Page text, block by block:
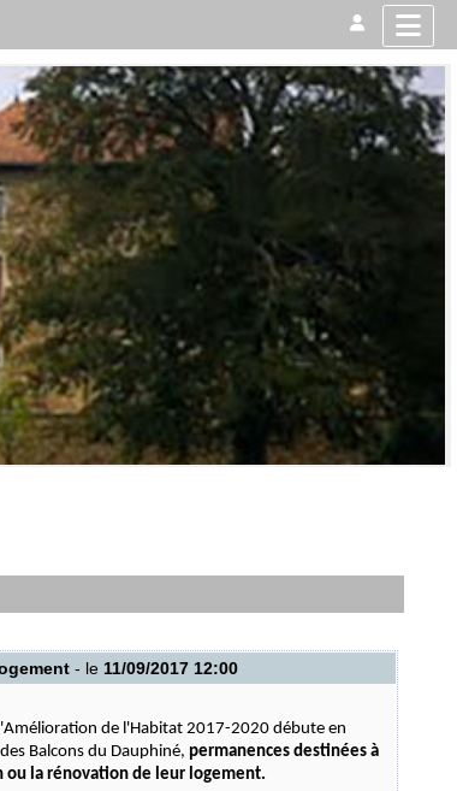
- le 11/09/2017 12:00
de l'Habitat 2017-2020 débute en
Balcons du Dauphiné, permanences destinées à
ou la rénovation de leur logement.